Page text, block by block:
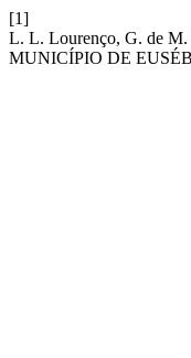
[1]
L. L. Lourenço, G. de
MUNICÍPIO DE